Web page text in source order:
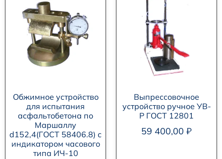
Обжимное устройство
для испытания
асфальтобетона по
Маршаллу
d152,4(ГОСТ 58406.8) с
индикатором часового
типа ИЧ-10
Выпрессовочное
устройство ручное УВ-
Р ГОСТ 12801
59 400,00 ₽